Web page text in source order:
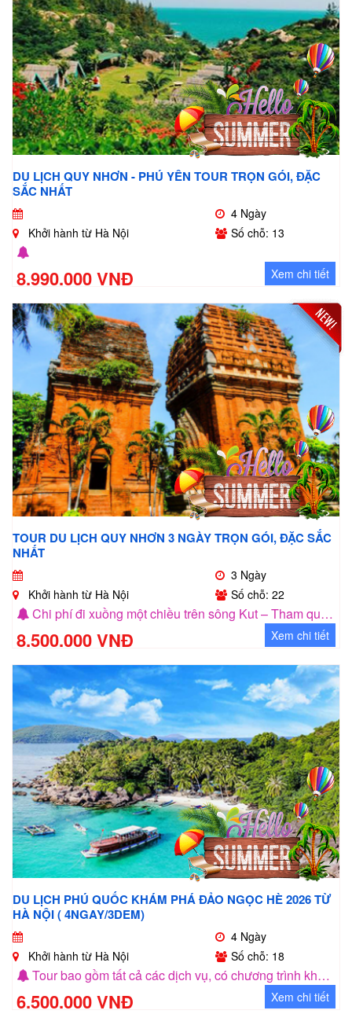
DU LỊCH QUY NHƠN - PHÚ YÊN TOUR TRỌN GÓI, ĐẶC
SẮC NHẤT
4 Ngày
Khởi hành từ Hà Nội
Số chỗ: 13
8.990.000 VNĐ Xem chi tiết
TOUR DU LỊCH QUY NHƠN 3 NGÀY TRỌN GÓI, ĐẶC SẮC
NHẤT
3 Ngày
Khởi hành từ Hà Nội
Số chỗ: 22
Chi phí đi xuồng một chiều trên sông Kut – Tham quan Hầm Hô
8.500.000 VNĐ Xem chi tiết
DU LỊCH PHÚ QUỐC KHÁM PHÁ ĐẢO NGỌC HÈ 2026 TỪ
HÀ NỘI ( 4NGAY/3DEM)
4 Ngày
Khởi hành từ Hà Nội
Số chỗ: 18
Tour bao gồm tất cả các dịch vụ, có chương trình khuyến mãi cho nhóm khách 5 người
6.500.000 VNĐ Xem chi tiết